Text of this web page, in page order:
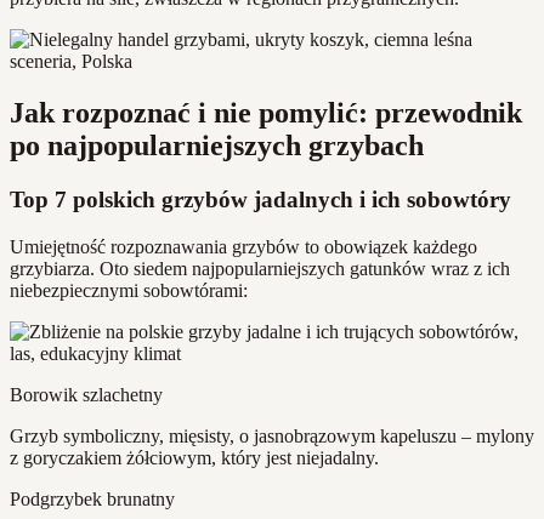
Jak rozpoznać i nie pomylić: przewodnik
po najpopularniejszych grzybach
Top 7 polskich grzybów jadalnych i ich sobowtóry
Umiejętność rozpoznawania grzybów to obowiązek każdego
grzybiarza. Oto siedem najpopularniejszych gatunków wraz z ich
niebezpiecznymi sobowtórami:
Borowik szlachetny
Grzyb symboliczny, mięsisty, o jasnobrązowym kapeluszu – mylony
z goryczakiem żółciowym, który jest niejadalny.
Podgrzybek brunatny